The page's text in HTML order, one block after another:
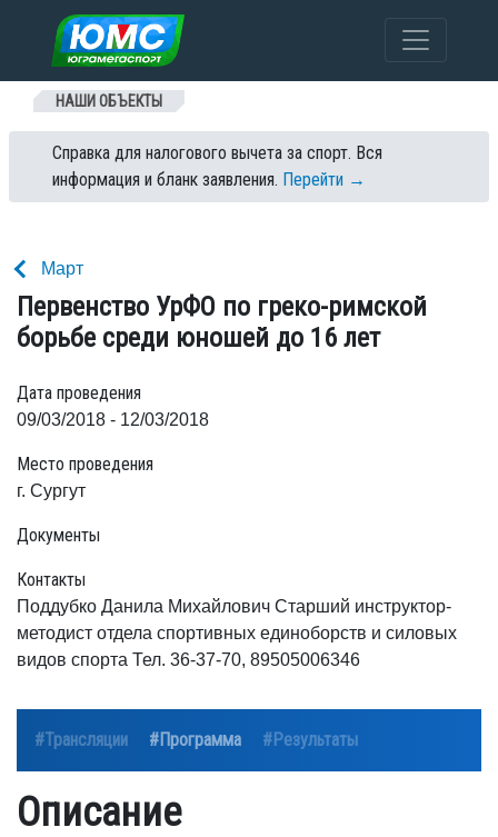
Перейти к содержанию
НАШИ ОБЪЕКТЫ
Справка для налогового вычета за спорт. Вся
информация и бланк заявления. Перейти →
Март
Первенство УрФО по греко-римской
борьбе среди юношей до 16 лет
Дата проведения
09/03/2018 - 12/03/2018
Место проведения
г. Сургут
Документы
Контакты
Поддубко Данила Михайлович Старший инструктор-
методист отдела спортивных единоборств и силовых
видов спорта Тел. 36-37-70, 89505006346
#Трансляции #Программа #Результаты
Описание